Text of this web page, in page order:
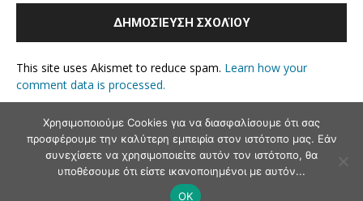
This site uses Akismet to reduce spam. Learn how your
comment data is processed.
Χρησιμοποιούμε Cookies για να διασφαλίσουμε ότι σας
προσφέρουμε την καλύτερη εμπειρία στον ιστότοπο μας. Εάν
συνεχίσετε να χρησιμοποιείτε αυτόν τον ιστότοπο, θα
υποθέσουμε ότι είστε ικανοποιημένοι με αυτόν...
OK